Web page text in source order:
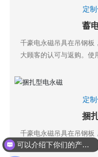
定
蓄
千豪电永磁吊具在吊钢板
大顾客的认可与返购。使
定
捆
千豪电永磁吊具在吊钢板
大顾客的认可与返购。使
可以介绍下你们的产品么